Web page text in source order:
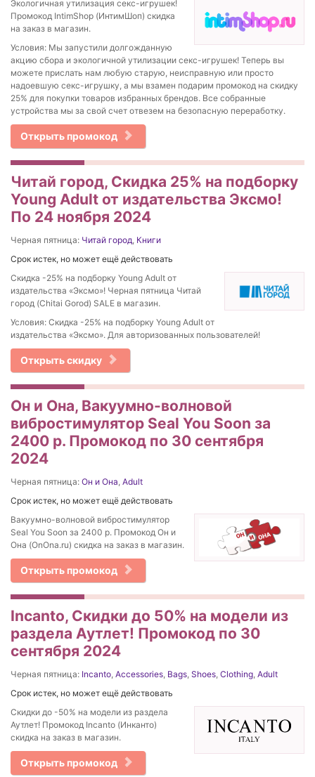
Экологичная утилизация секс-игрушек!
Промокод IntimShop (ИнтимШоп) скидка
на заказ в магазин.
Условия: Мы запустили долгожданную
акцию сбора и экологичной утилизации секс-игрушек! Теперь вы
можете прислать нам любую старую, неисправную или просто
надоевшую секс-игрушку, а мы взамен подарим промокод на скидку
25% для покупки товаров избранных брендов. Все собранные
устройства мы за свой счет отвезем на безопасную переработку.
Открыть промокод
Читай город, Скидка 25% на подборку
Young Adult от издательства Эксмо!
По 24 ноября 2024
Черная пятница: Читай город, Книги
Срок истек, но может ещё действовать
Скидка -25% на подборку Young Adult от
издательства «Эксмо»! Черная пятница Читай
город (Chitai Gorod) SALE в магазин.
Условия: Скидка -25% на подборку Young Adult от
издательства «Эксмо». Для авторизованных пользователей!
Открыть скидку
Он и Она, Вакуумно-волновой
вибростимулятор Seal You Soon за
2400 р. Промокод по 30 сентября
2024
Черная пятница: Он и Она, Adult
Срок истек, но может ещё действовать
Вакуумно-волновой вибростимулятор
Seal You Soon за 2400 р. Промокод Он и
Она (OnOna.ru) скидка на заказ в магазин.
Открыть промокод
Incanto, Скидки до 50% на модели из
раздела Аутлет! Промокод по 30
сентября 2024
Черная пятница: Incanto, Accessories, Bags, Shoes, Clothing, Adult
Срок истек, но может ещё действовать
Скидки до -50% на модели из раздела
Аутлет! Промокод Incanto (Инканто)
скидка на заказ в магазин.
Открыть промокод